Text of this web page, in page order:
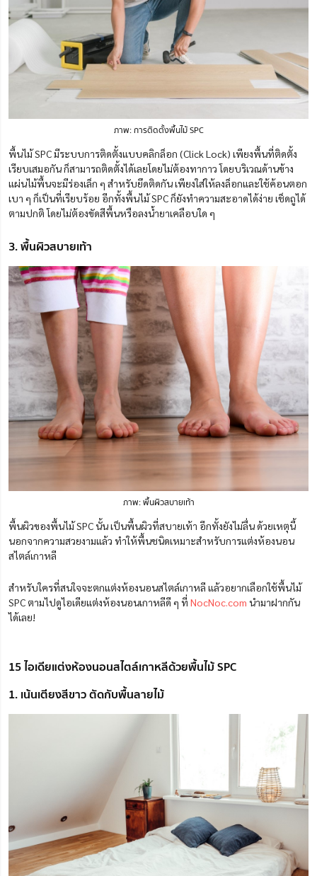
ภาพ: การติดตั้งพื้นไม้ SPC
พื้นไม้ SPC มีระบบการติดตั้งแบบคลิกล็อก (Click Lock) เพียงพื้นที่ติดตั้ง
เรียบเสมอกัน ก็สามารถติดตั้งได้เลยโดยไม่ต้องทากาว โดยบริเวณด้านข้าง
แผ่นไม้พื้นจะมีร่องเล็ก ๆ สำหรับยึดติดกัน เพียงใส่ให้ลงล็อกและใช้ค้อนตอก
เบา ๆ ก็เป็นที่เรียบร้อย อีกทั้งพื้นไม้ SPC ก็ยังทำความสะอาดได้ง่าย เช็ดถูได้
ตามปกติ โดยไม่ต้องขัดสีพื้นหรือลงน้ำยาเคลือบใด ๆ
3. พื้นผิวสบายเท้า
ภาพ: พื้นผิวสบายเท้า
พื้นผิวของพื้นไม้ SPC นั้น เป็นพื้นผิวที่สบายเท้า อีกทั้งยังไม่ลื่น ด้วยเหตุนี้
นอกจากความสวยงามแล้ว ทำให้พื้นชนิดเหมาะสำหรับการแต่งห้องนอน
สไตล์เกาหลี
สำหรับใครที่สนใจจะตกแต่งห้องนอนสไตล์เกาหลี แล้วอยากเลือกใช้พื้นไม้
SPC ตามไปดูไอเดียแต่งห้องนอนเกาหลีดี ๆ ที่ NocNoc.com นำมาฝากกัน
ได้เลย!
15 ไอเดียแต่งห้องนอนสไตล์เกาหลีด้วยพื้นไม้ SPC
1. เน้นเตียงสีขาว ตัดกับพื้นลายไม้